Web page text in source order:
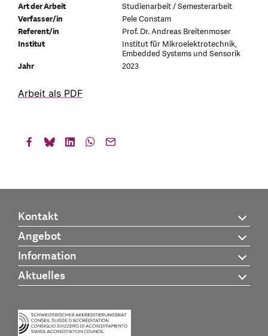
Art der Arbeit
Studienarbeit / Semesterarbeit
Verfasser/in
Pele Constam
Referent/in
Prof. Dr. Andreas Breitenmoser
Institut
Institut für Mikroelektrotechnik,
Embedded Systems und Sensorik
Jahr
2023
Arbeit als PDF
Kontakt
Angebot
Information
Aktuelles